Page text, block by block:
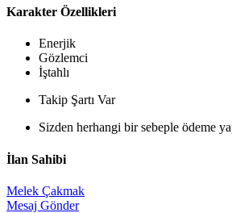
Karakter Özellikleri
Enerjik
Gözlemci
İştahlı
Takip Şartı Var
Sizden herhangi bir sebeple ödeme
İlan Sahibi
Melek Çakmak
Mesaj Gönder